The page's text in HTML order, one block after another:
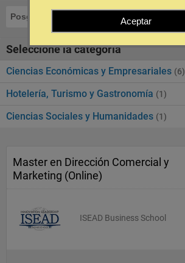
Posgrados ISEAD Business School
Seleccione la categoría
Ciencias Económicas y Empresariales (6)
Hotelería, Turismo y Gastronomía (1)
Ciencias Sociales y Humanidades (1)
Master en Dirección Comercial y
Marketing (Online)
ISEAD Business School
Aceptar